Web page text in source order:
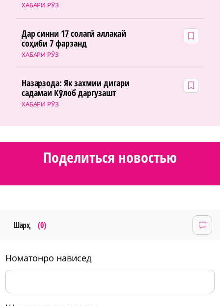
ХАБАРИ РӮЗ
ХАБАРИ РӮЗ
Дар синни 17 солагӣ аллакай
соҳиби 7 фарзанд
ХАБАРИ РӮЗ
Назарзода: Як захмии дигари
садамаи Кӯлоб даргузашт
Поделиться новостью
Шарҳ (0)
номатонро нависед